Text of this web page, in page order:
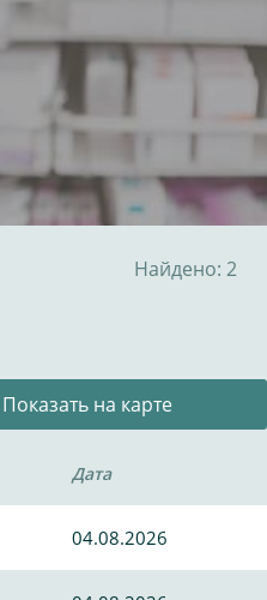
Найдено: 2
Показать на карте
Дата
04.08.2026